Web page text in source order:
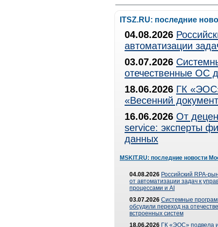
ITSZ.RU: последние
04.08.2026
автоматизации
03.07.2026
отечественные ОС
18.06.2026 ГК
«Весенний
16.06.2026 От
service: эксперты
данных
MSKIT.RU: последние новости
04.08.2026 Российский RPA-
от автоматизации задач к
процессами и AI
03.07.2026 Системные
обсудили переход на
встроенных систем
18.06.2026 ГК «ЭОС» подвела